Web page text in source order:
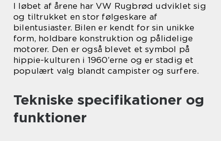
I løbet af årene har VW Rugbrød udviklet sig
og tiltrukket en stor følgeskare af
bilentusiaster. Bilen er kendt for sin unikke
form, holdbare konstruktion og pålidelige
motorer. Den er også blevet et symbol på
hippie-kulturen i 1960’erne og er stadig et
populært valg blandt campister og surfere.
Tekniske specifikationer og
funktioner